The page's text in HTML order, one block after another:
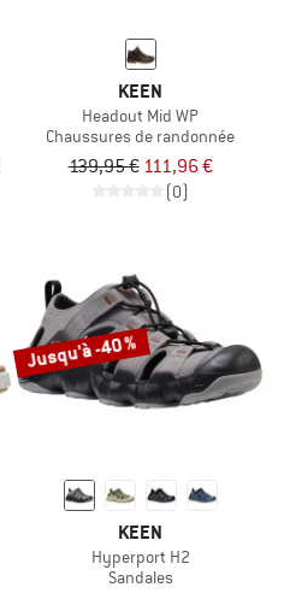
KEEN
Headout Mid WP
Chaussures de randonnée
139,95 € 111,96 €
(0)
Jusqu'à -40 %
KEEN
Hyperport H2
Sandales